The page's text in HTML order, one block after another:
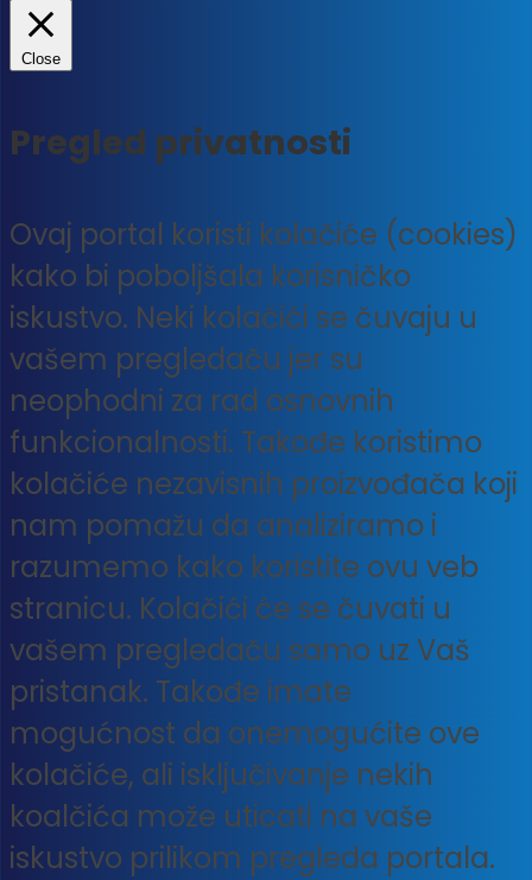
Close
Pregled privatnosti
Ovaj portal koristi kolačiće (cookies)
kako bi poboljšala korisničko
iskustvo. Neki kolačići se čuvaju u
vašem pregledaču jer su
neophodni za rad osnovnih
funkcionalnosti. Takođe koristimo
kolačiće nezavisnih proizvođača koji
nam pomažu da analiziramo i
razumemo kako koristite ovu veb
stranicu. Kolačići će se čuvati u
vašem pregledaču samo uz Vaš
pristanak. Takođe imate
mogućnost da onemogućite ove
kolačiće, ali isključivanje nekih
koalčića može uticati na vaše
iskustvo prilikom pregleda portala.